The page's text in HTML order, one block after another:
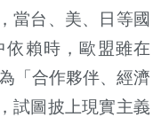
當台、美、日等國
依賴時，歐盟雖在
「合作夥伴、經濟
試圖披上現實主義